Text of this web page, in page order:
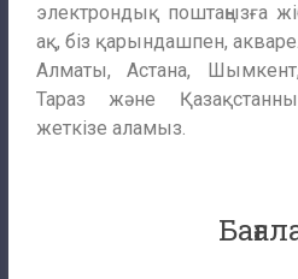
электрондық поштаңызға
ақ, біз қарындашпен,
Алматы, Астана,
Тараз және
жеткізе аламыз.